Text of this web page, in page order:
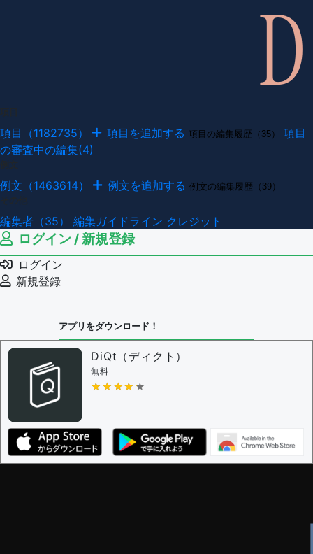
項目（1182735） 項目を追加する 項目の編集履歴（35）
項目
の審査中の編集(4)
例文（1463614） 例文を追加する 例文の編集履歴（39）
編集者（35） 編集ガイドライン クレジット
ログイン / 新規登録
ログイン
新規登録
アプリをダウンロード！
DiQt（ディクト）
無料
★★★★★
★★★★★